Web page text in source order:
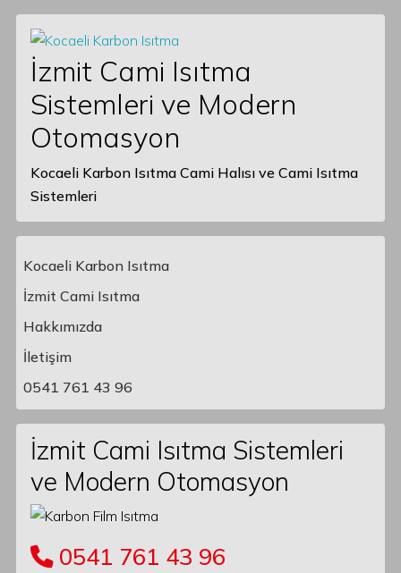
İzmit Cami Isıtma
Sistemleri ve Modern
Otomasyon
Kocaeli Karbon Isıtma Cami Halısı ve Cami Isıtma
Sistemleri
Main Navigation
Kocaeli Karbon Isıtma
İzmit Cami Isıtma
Hakkımızda
İletişim
0541 761 43 96
İzmit Cami Isıtma Sistemleri
ve Modern Otomasyon
0541 761 43 96